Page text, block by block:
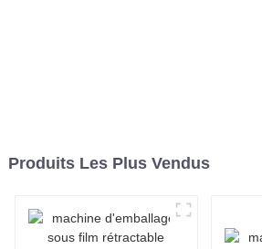
Produits Les Plus Vendus